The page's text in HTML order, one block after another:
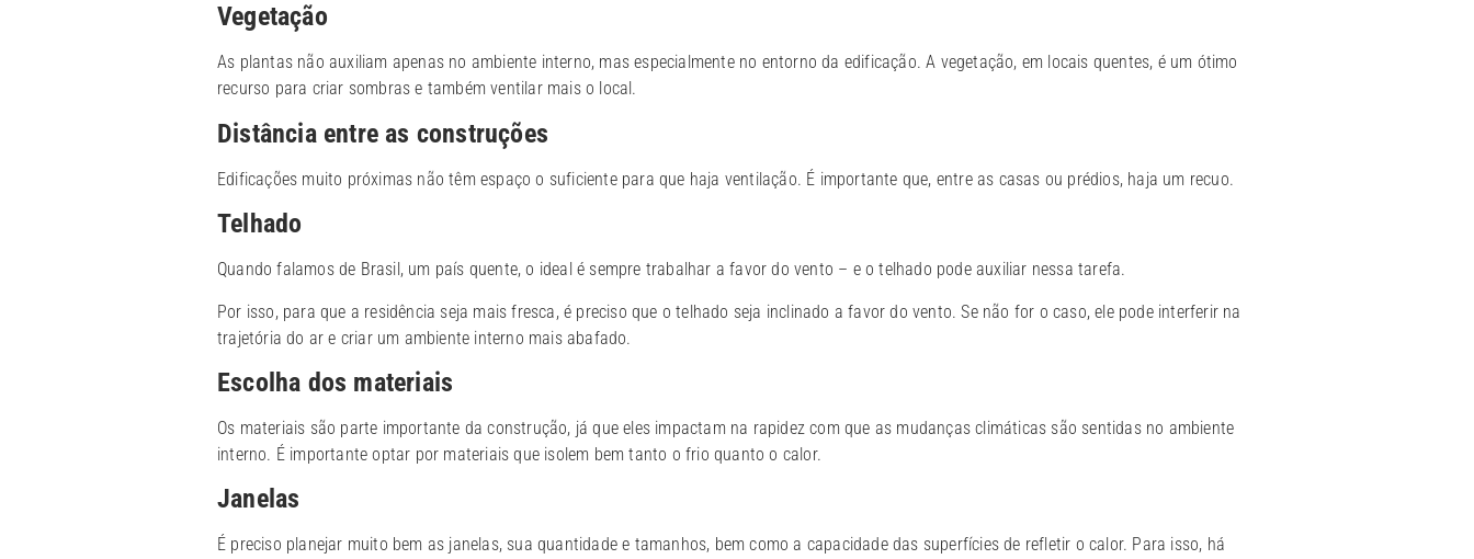
Vegetação
As plantas não auxiliam apenas no ambiente interno, mas especialmente no entorno da edificação. A vegetação, em locais quentes, é um ótimo
recurso para criar sombras e também ventilar mais o local.
Distância entre as construções
Edificações muito próximas não têm espaço o suficiente para que haja ventilação. É importante que, entre as casas ou prédios, haja um recuo.
Telhado
Quando falamos de Brasil, um país quente, o ideal é sempre trabalhar a favor do vento – e o telhado pode auxiliar nessa tarefa.
Por isso, para que a residência seja mais fresca, é preciso que o telhado seja inclinado a favor do vento. Se não for o caso, ele pode interferir na
trajetória do ar e criar um ambiente interno mais abafado.
Escolha dos materiais
Os materiais são parte importante da construção, já que eles impactam na rapidez com que as mudanças climáticas são sentidas no ambiente
interno. É importante optar por materiais que isolem bem tanto o frio quanto o calor.
Janelas
É preciso planejar muito bem as janelas, sua quantidade e tamanhos, bem como a capacidade das superfícies de refletir o calor. Para isso, há